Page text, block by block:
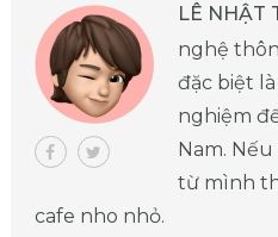
LÊ NHẬT
nghệ
đặc biệt
nghiệm
Nam.
từ mình
cafe nho nhỏ.